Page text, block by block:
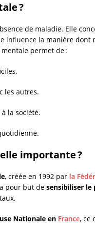
?
de maladie. Elle
influence la manière dont
permet de :
les autres.
la société.
importante ?
, créée en 1992 par la
a pour but de sensibiliser le
Nationale en France, ce